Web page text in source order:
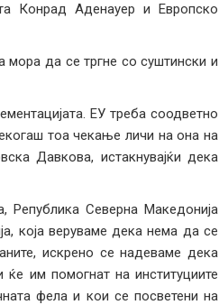
Конрад Аденауер и Европско
мора да се тргне со суштински и
ЕУ треба соодветно
тоа чекање личи на она на
Давкова, истакнувајќи дека
Република Северна Македонија
која веруваме дека нема да се
искрено се надеваме дека
им помогнат на институциите
фела и кои се посветени на